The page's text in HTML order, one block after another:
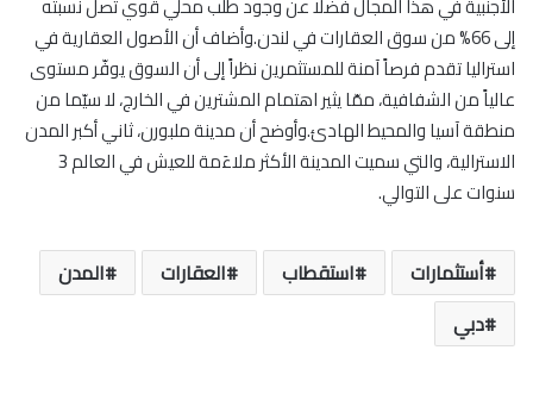
إلى 66% من سوق العقارات في لندن.وأضاف أن الأصول العقارية في
استراليا تقدم فرصاً آمنة للمستثمرين نظراً إلى أن السوق يوفّر مستوى
عالياً من الشفافية، ممّا يثير اهتمام المشترين في الخارج، لا سيّما من
منطقة آسيا والمحيط الهادئ.وأوضح أن مدينة ملبورن، ثاني أكبر المدن
الاسترالية، والتي سميت المدينة الأكثر ملاءَمة للعيش في العالم 3
سنوات على التوالي.
أستثمارات استقطاب العقارات
المدن
دبي